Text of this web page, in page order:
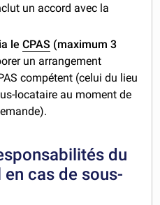
un accord avec la
leCPAS (maximum 3
un arrangement
compétent (celui du lieu
locataire au moment de
du
cas de sous-